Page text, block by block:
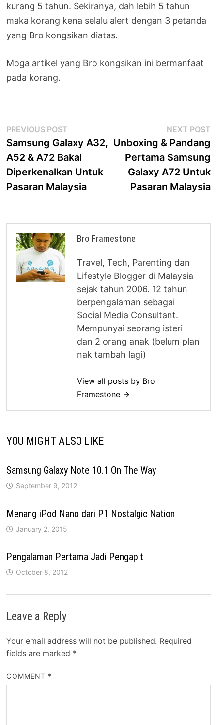
kurang 5 tahun. Sekiranya, dah lebih 5 tahun
maka korang kena selalu alert dengan 3 petanda
yang Bro kongsikan diatas.
Moga artikel yang Bro kongsikan ini bermanfaat
pada korang.
Post
navigation
PREVIOUS POST
post:
Samsung Galaxy A32,
A52 & A72 Bakal
Diperkenalkan Untuk
Pasaran Malaysia
NEXT POST
Unboxing & Pandang
Pertama Samsung
Galaxy A72 Untuk
Pasaran Malaysia
Bro Framestone
Travel, Tech, Parenting dan
Lifestyle Blogger di Malaysia
sejak tahun 2006. 12 tahun
berpengalaman sebagai
Social Media Consultant.
Mempunyai seorang isteri
dan 2 orang anak (belum plan
nak tambah lagi)
View all posts by Bro
Framestone →
YOU MIGHT ALSO LIKE
Samsung Galaxy Note 10.1 On The Way
September 9, 2012
Menang iPod Nano dari P1 Nostalgic Nation
January 2, 2015
Pengalaman Pertama Jadi Pengapit
October 8, 2012
Leave a Reply
Your email address will not be published. Required
fields are marked *
COMMENT *